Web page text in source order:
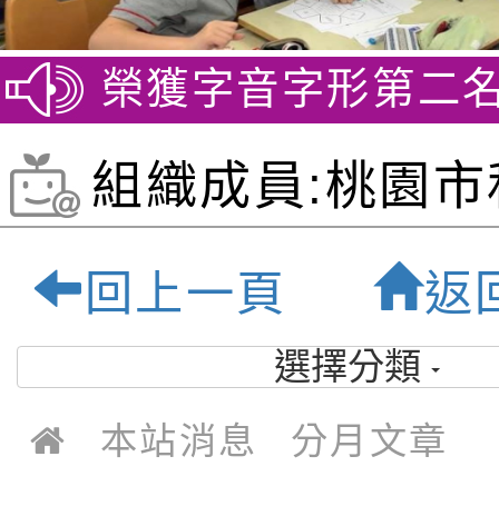
獲字音字形第二名 賀
組織成員:桃園
祿貝爾雙語小學
優質雙語小學
回上一頁 返
選擇分類
本站消息
分月文章